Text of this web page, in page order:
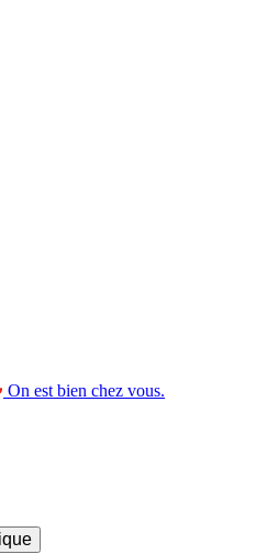
On est bien chez vous.